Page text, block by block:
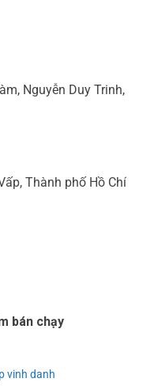
Nguyễn Duy Trinh,
Thành phố Hồ Chí
bán chạy
vinh danh